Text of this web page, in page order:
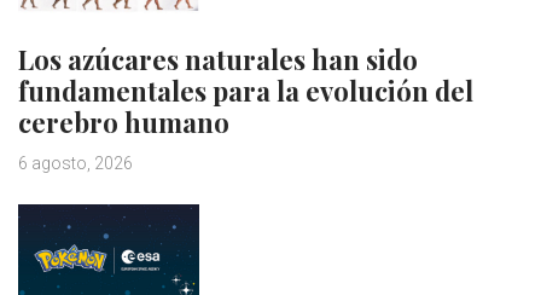
Los azúcares naturales han sido
fundamentales para la evolución del
cerebro humano
6 agosto, 2026